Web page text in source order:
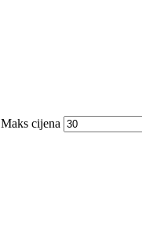
Maks cijena